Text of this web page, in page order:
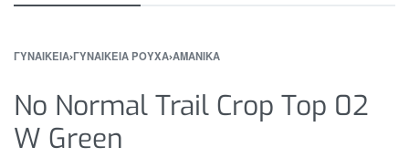
ΓΥΝΑΙΚΕΙΑ›ΓΥΝΑΙΚΕΙΑ ΡΟΥΧΑ›ΑΜΑΝΙΚΑ
No Normal Trail Crop Top 02
W Green